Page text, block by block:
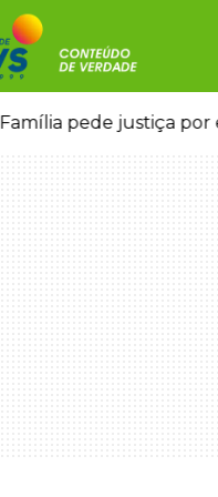
Família pede justiça